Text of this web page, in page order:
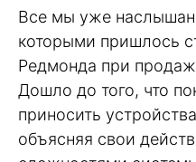
Все мы уже
которыми пришлось
Редмонда при
Дошло до того, что
приносить
объясняя свои